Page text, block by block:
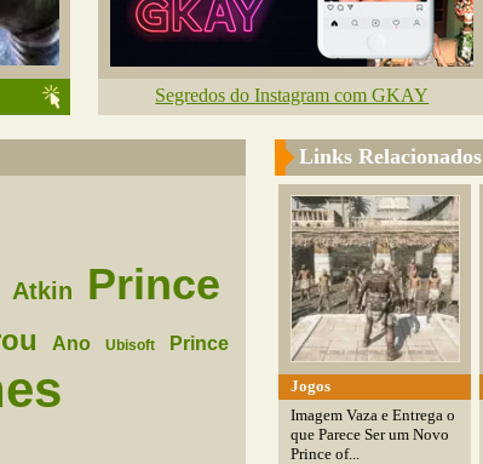
Segredos do Instagram com GKAY
Atkin
Prince
Ano Ubisoft Prince
Links Relacionados
Jogos
Imagem Vaza e Entrega o
que Parece Ser um Novo
Prince of...